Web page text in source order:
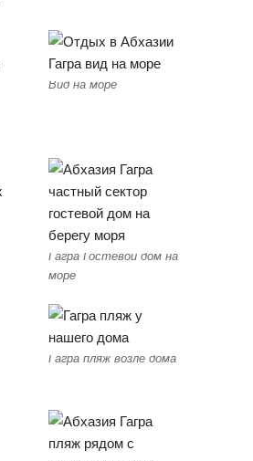
Вид на море
Гагра Гостевой дом на
море
Гагра пляж возле дома